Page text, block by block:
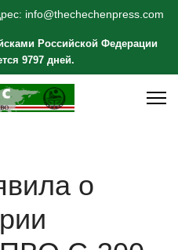
info@thechechenpress.com
Российской Федерации
9797 дней.
о